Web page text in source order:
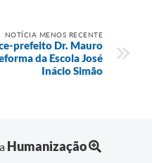
NOTÍCIA MENOS RECENTE
prefeito Dr. Mauro
da Escola José
Inácio Simão
Humanização